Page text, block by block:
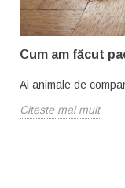
Cum am făcut
Ai animale de
Citeste mai mult